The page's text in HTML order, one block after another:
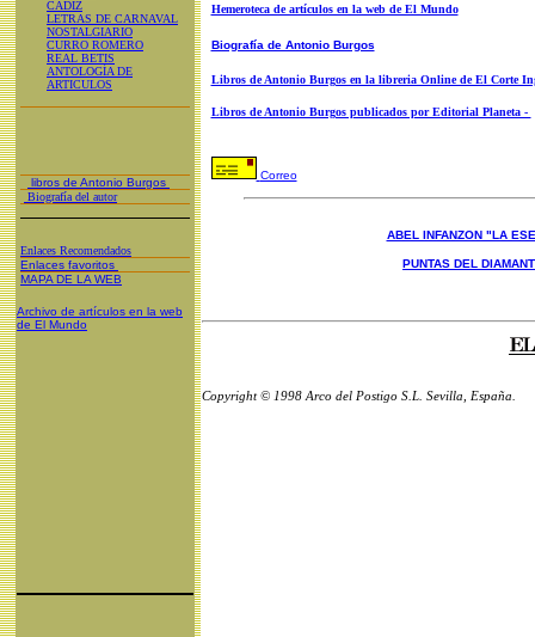
CADIZ
LETRAS DE CARNAVAL
NOSTALGIARIO
CURRO ROMERO
REAL BETIS
ANTOLOGÍA DE
ARTICULOS
libros de Antonio Burgos
Biografía del autor
Enlaces Recomendados
Enlaces favoritos
MAPA DE LA WEB
Archivo de artículos en la web
de El Mundo
Hemeroteca de artículos en la web de El Mundo
Biografía de Antonio Burgos
Libros de Antonio Burgos en la libreria Online de El Corte
Libros de Antonio Burgos publicados por Editorial Planeta -
Correo
ABEL INFANZON "LA
PUNTAS DEL
Copyright © 1998 Arco del Postigo S.L. Sevilla, España.